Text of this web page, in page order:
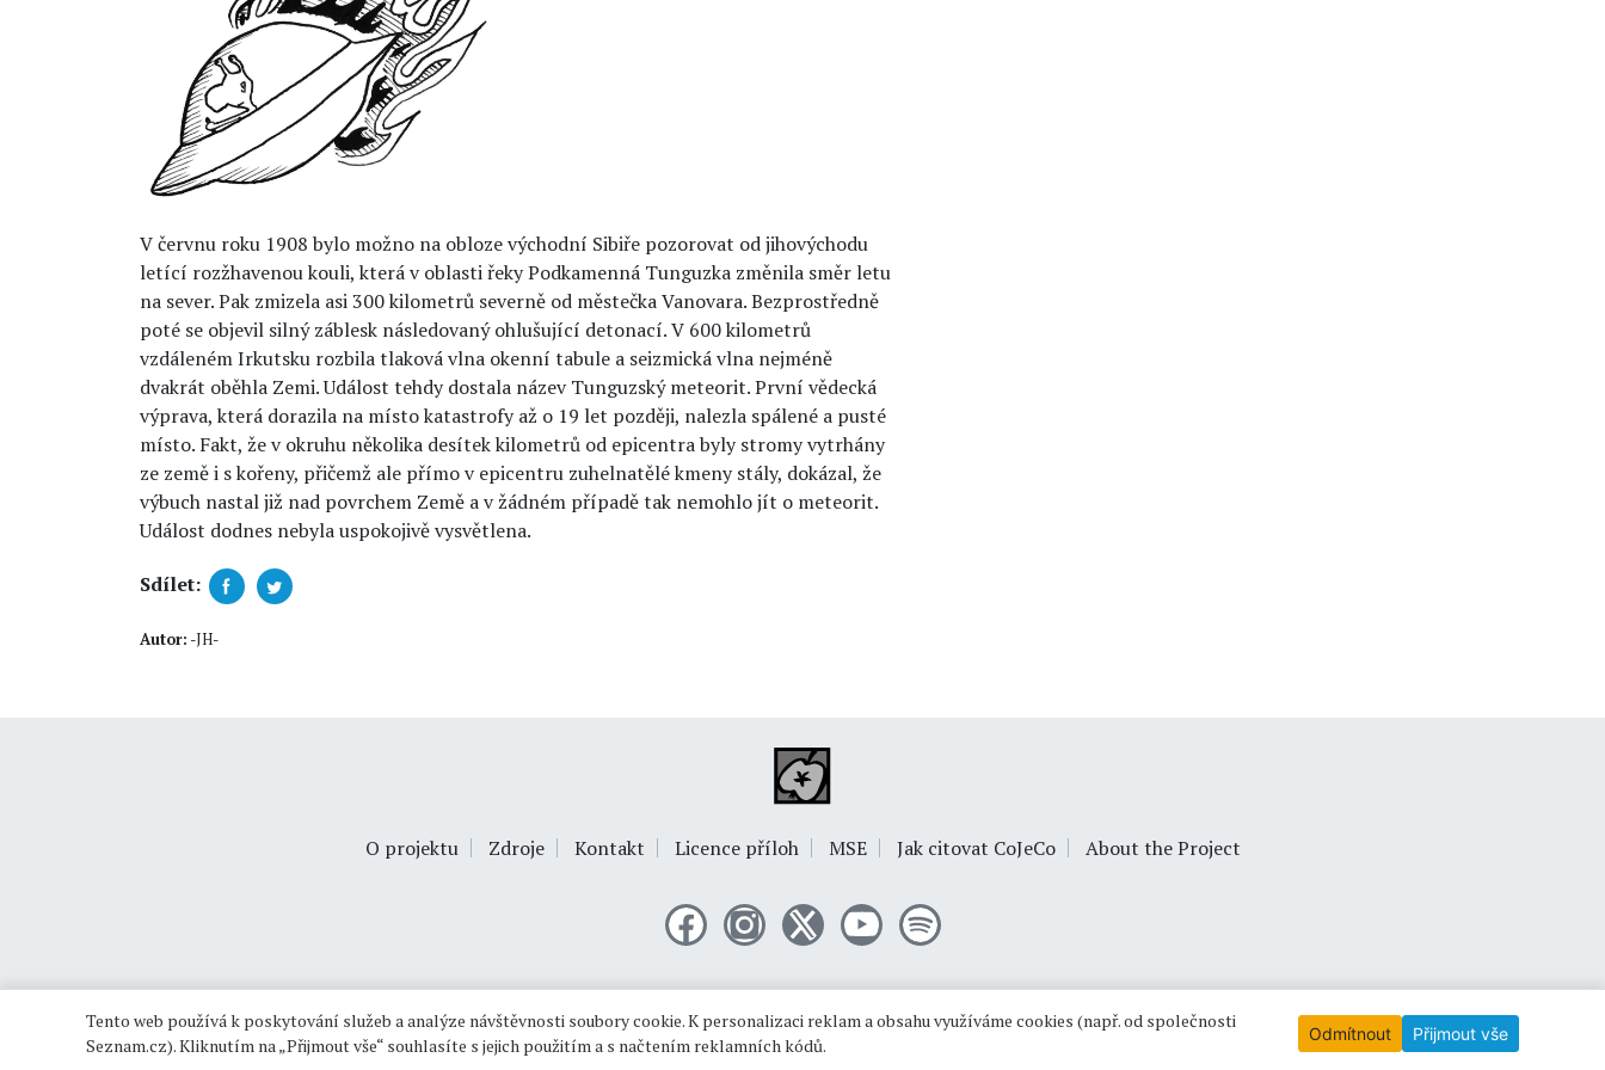
V červnu roku 1908 bylo možno na obloze východní Sibiře pozorovat od jihovýchodu
letící rozžhavenou kouli, která v oblasti řeky Podkamenná Tunguzka změnila směr letu
na sever. Pak zmizela asi 300 kilometrů severně od městečka Vanovara. Bezprostředně
poté se objevil silný záblesk následovaný ohlušující detonací. V 600 kilometrů
vzdáleném Irkutsku rozbila tlaková vlna okenní tabule a seizmická vlna nejméně
dvakrát oběhla Zemi. Událost tehdy dostala název Tunguzský meteorit. První vědecká
výprava, která dorazila na místo katastrofy až o 19 let později, nalezla spálené a pusté
místo. Fakt, že v okruhu několika desítek kilometrů od epicentra byly stromy vytrhány
ze země i s kořeny, přičemž ale přímo v epicentru zuhelnatělé kmeny stály, dokázal, že
výbuch nastal již nad povrchem Země a v žádném případě tak nemohlo jít o meteorit.
Událost dodnes nebyla uspokojivě vysvětlena.
Sdílet:
Autor: -JH-
O projektu Zdroje Kontakt Licence příloh MSE Jak citovat CoJeCo About the Project
Tento web používá k poskytování služeb a analýze návštěvnosti soubory cookie. K personalizaci reklam a obsahu využíváme cookies (např. od společnosti
Seznam.cz). Kliknutím na „Přijmout vše“ souhlasíte s jejich použitím a s načtením reklamních kódů.
Odmítnout Přijmout vše